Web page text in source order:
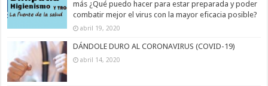
más ¿Qué puedo hacer para estar preparada y poder
combatir mejor el virus con la mayor eficacia posible?
abril 19, 2020
DÁNDOLE DURO AL CORONAVIRUS (COVID-19)
abril 14, 2020